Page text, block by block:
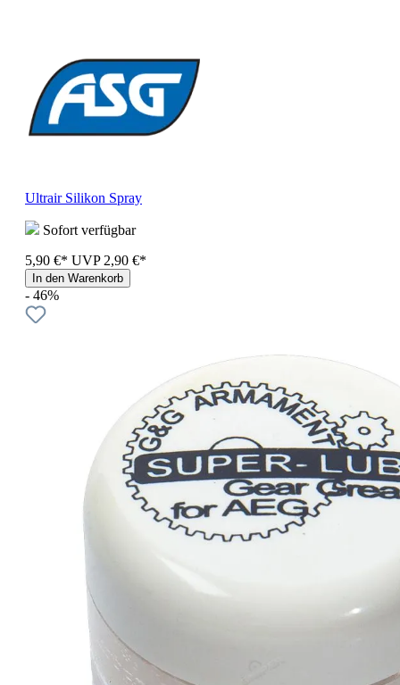
Ultrair Silikon Spray
Sofort verfügbar
5,90 €* UVP 2,90 €*
In den Warenkorb
- 46%